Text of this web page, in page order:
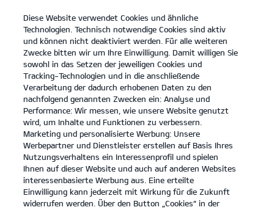
open
menu
KONTAKT
EV-FÖRDERUNG
EV-FÖRDERUNG
Diese Website verwendet Cookies und ähnliche
Technologien. Technisch notwendige Cookies sind aktiv
und können nicht deaktiviert werden. Für alle weiteren
Zwecke bitten wir um Ihre Einwilligung. Damit willigen Sie
sowohl in das Setzen der jeweiligen Cookies und
Tracking-Technologien und in die anschließende
Verarbeitung der dadurch erhobenen Daten zu den
nachfolgend genannten Zwecken ein: Analyse und
Performance: Wir messen, wie unsere Website genutzt
wird, um Inhalte und Funktionen zu verbessern.
Marketing und personalisierte Werbung: Unsere
Werbepartner und Dienstleister erstellen auf Basis Ihres
Nutzungsverhaltens ein Interessenprofil und spielen
Ihnen auf dieser Website und auch auf anderen Websites
interessenbasierte Werbung aus. Eine erteilte
Einwilligung kann jederzeit mit Wirkung für die Zukunft
widerrufen werden. Über den Button „Cookies“ in der